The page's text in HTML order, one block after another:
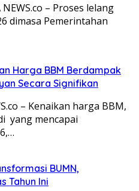
– Proses lelang
dimasa Pemerintahan
Harga BBM Berdampak
Secara Signifikan
– Kenaikan harga BBM,
yang mencapai
BUMN,
Tahun Ini